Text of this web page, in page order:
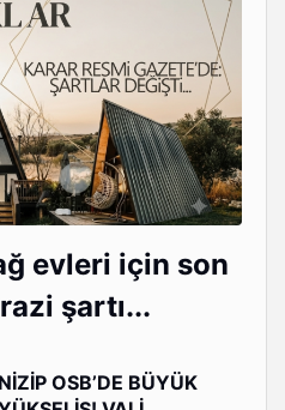
evleri için son
şartı...
NİZİP OSB’DE BÜYÜK